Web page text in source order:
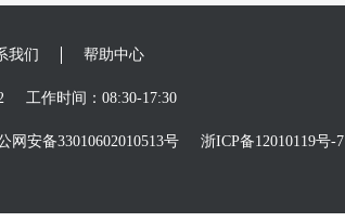
我们 帮助中心
工作时间：08:30-17:30
网安备33010602010513号 浙ICP备12010119号-7